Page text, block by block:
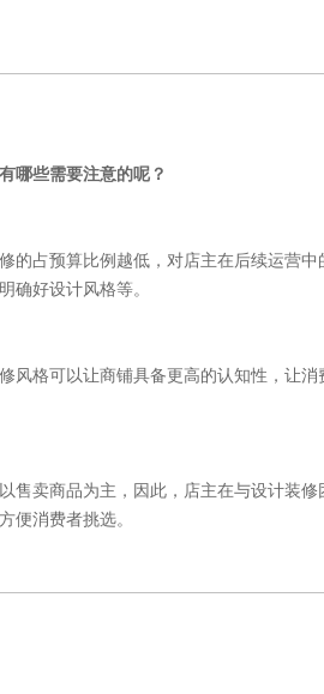
哪些需要注意的呢？
的占预算比例越低，对店主在后续运营
确好设计风格等。
风格可以让商铺具备更高的认知性，让
售卖商品为主，因此，店主在与设计装
便消费者挑选。